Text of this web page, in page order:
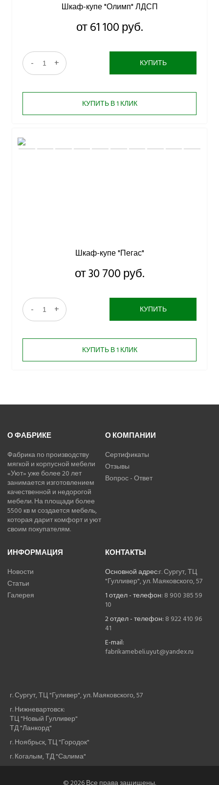
Шкаф-купе "Олимп" ЛДСП
от 61 100 руб.
- + КУПИТЬ
КУПИТЬ В 1 КЛИК
Шкаф-купе "Пегас"
от 30 700 руб.
- + КУПИТЬ
КУПИТЬ В 1 КЛИК
О ФАБРИКЕ
Фабрика по производству
мягкой и корпусной мебели
«Уют» уже более 20 лет
занимается изготовлением
качественной и недорогой
мебели. На площади более
5500 кв м создается мебель,
которая дарит комфорт и уют
своим покупателям.
О КОМПАНИИ
Сертификаты
Отзывы
Вопрос - Ответ
ИНФОРМАЦИЯ
Новости
Статьи
Галерея
КОНТАКТЫ
Основной адрес:г. Сургут, ТЦ
"Гулливер", ул. Маяковского, 57
1 отдел - телефон: 8 900 385 59
10
2 отдел - телефон: 8 922 410 96
41
E-mail:
fabrikamebeli.uyut@yandex.ru
г. Сургут, ТЦ "Гуливер", ул. Маяковского, 57
г. Нижневартовск:
ТЦ "Новый Гулливер"
ТД "Ланкорд"
г. Ноябрьск, ТЦ "Городок"
г. Когалым, ТД "Салима"